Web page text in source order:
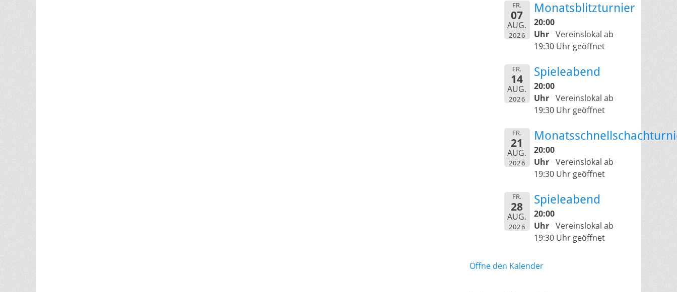
FR.
07
AUG.
2026
Monatsblitzturnier
20:00
Uhr Vereinslokal ab
19:30 Uhr geöffnet
FR.
14
AUG.
2026
Spieleabend
20:00
Uhr Vereinslokal ab
19:30 Uhr geöffnet
FR.
21
AUG.
2026
20:00
Uhr Vereinslokal ab
19:30 Uhr geöffnet
FR.
28
AUG.
2026
Spieleabend
20:00
Uhr Vereinslokal ab
19:30 Uhr geöffnet
Öffne den Kalender